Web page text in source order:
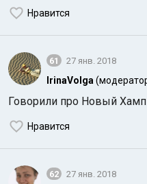
Нравится
61 27 янв. 2018
IrinaVolga
Говорили про Новый
Нравится
62 27 янв. 2018